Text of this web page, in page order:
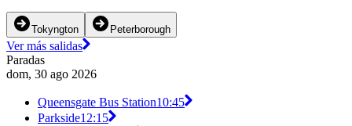
Tokyngton Peterborough
Ver más salidas
Paradas
dom, 30 ago 2026
Queensgate Bus Station10:45
Parkside12:15